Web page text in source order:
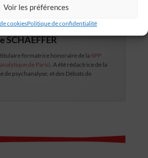
Voir les préférences
cookiesPolitique de confidentialité
SCHAEFFER
titulaire formatrice honoraire de la SPP
de Paris) . A été rédactrice de la
de psychanalyse, et des Débats de